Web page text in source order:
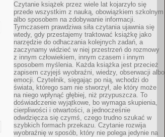
Czytanie książek przez wiele lat kojarzyło się
przede wszystkim z nauką, obowiązkiem szkolnym
albo sposobem na zdobywanie informacji.
Tymczasem prawdziwa siła czytania ujawnia się
wtedy, gdy przestajemy traktować książkę jako
narzędzie do odhaczania kolejnych zadań, a
zaczynamy widzieć w niej przestrzeń do rozmowy
z innym człowiekiem, innym czasem i innym
sposobem myślenia. Każda książka jest przecież
zapisem czyjejś wyobraźni, wiedzy, obserwacji albo
emocji. Czytelnik, sięgając po nią, wchodzi do
świata, którego sam nie stworzył, ale który może
na niego wpłynąć głębiej, niż przypuszcza. To
doświadczenie wyjątkowe, bo wymaga skupienia,
cierpliwości i otwartości, a jednocześnie
odwdzięcza się czymś, czego trudno szukać w
szybkich formach przekazu. Czytanie rozwija
wyobraźnię w sposób, który nie polega jedynie na